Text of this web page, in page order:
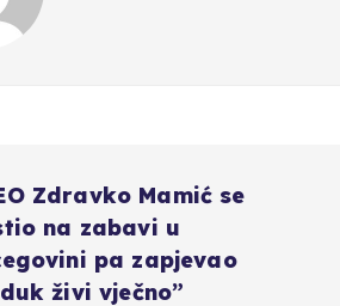
Zdravko Mamić se
na zabavi u
pa zapjevao
živi vječno”